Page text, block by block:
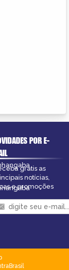
POR E-
grátis as
notícias,
e promoções